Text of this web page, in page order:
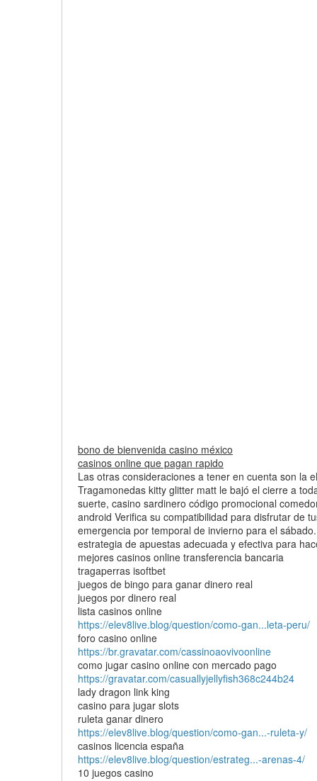
bono de bienvenida casino méxico
casinos online que pagan rapido
Las otras consideraciones a tener en cuenta son la
Tragamonedas kitty glitter matt le bajó el cierre a
suerte, casino sardinero código promocional
android Verifica su compatibilidad para disfrutar de
emergencia por temporal de invierno para el
estrategia de apuestas adecuada y efectiva para
mejores casinos online transferencia bancaria
tragaperras isoftbet
juegos de bingo para ganar dinero real
juegos por dinero real
lista casinos online
https://elev8live.blog/question/como-gan...leta-peru/
foro casino online
https://br.gravatar.com/cassinoaovivoonline
como jugar casino online con mercado pago
https://gravatar.com/casuallyjellyfish368c244b24
lady dragon link king
casino para jugar slots
ruleta ganar dinero
https://elev8live.blog/question/como-gan...-ruleta-y/
casinos licencia españa
https://elev8live.blog/question/estrateg...-arenas-4/
10 juegos casino